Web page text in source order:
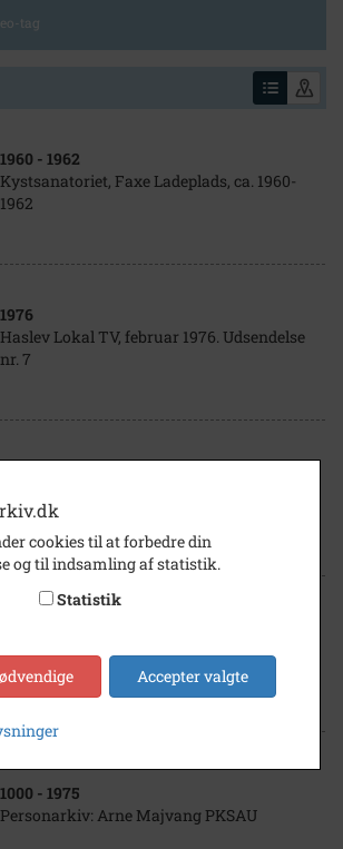
tag
1960 - 1962
Kystsanatoriet, Faxe Ladeplads, ca. 1960-
1962
1976
Haslev Lokal TV, februar 1976. Udsendelse
nr. 7
På min tur rundt i byen 99
grønlænderdragter
1000 - 1975
Personarkiv: Arne Majvang PKSAU
cookies til at forbedre din
og til indsamling af statistik.
Statistik
Accepter valgte